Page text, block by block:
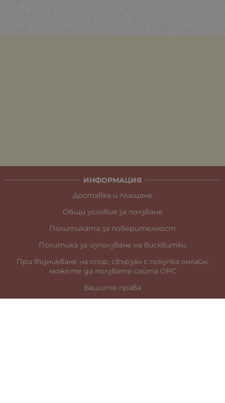
ИНФОРМАЦИЯ
Доставка и плащане
Общи условия за ползване
Политиката за поверителност
Политика за използване на бисквитки
При възникване на спор, свързан с покупка онлайн,
можете да ползвате сайта ОРС
Вашите права